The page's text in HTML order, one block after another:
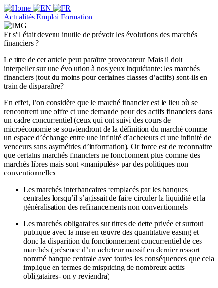
Actualités Emploi Formation
Et s'il était devenu inutile de prévoir les évolutions des marchés
financiers ?
Le titre de cet article peut paraître provocateur. Mais il doit
interpeller sur une évolution à nos yeux inquiétante: les marchés
financiers (tout du moins pour certaines classes d’actifs) sont-ils en
train de disparaître?
En effet, l’on considère que le marché financier est le lieu où se
rencontrent une offre et une demande pour des actifs financiers dans
un cadre concurrentiel (ceux qui ont suivi des cours de
microéconomie se souviendront de la définition du marché comme
un espace d’échange entre une infinité d’acheteurs et une infinité de
vendeurs sans asymétries d’information). Or force est de reconnaitre
que certains marchés financiers ne fonctionnent plus comme des
marchés libres mais sont «manipulés» par des politiques non
conventionnelles
Les marchés interbancaires remplacés par les banques
centrales lorsqu’il s’agissait de faire circuler la liquidité et la
généralisation des refinancements non conventionnels
Les marchés obligataires sur titres de dette privée et surtout
publique avec la mise en œuvre des quantitative easing et
donc la disparition du fonctionnement concurrentiel de ces
marchés (présence d’un acheteur massif en dernier ressort
nommé banque centrale avec toutes les conséquences que cela
implique en termes de mispricing de nombreux actifs
obligataires- on y reviendra)